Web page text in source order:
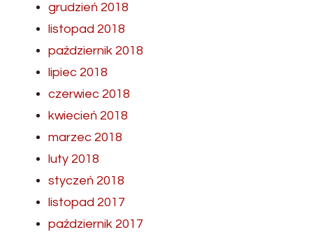
grudzień 2018
listopad 2018
październik 2018
lipiec 2018
czerwiec 2018
kwiecień 2018
marzec 2018
luty 2018
styczeń 2018
listopad 2017
październik 2017